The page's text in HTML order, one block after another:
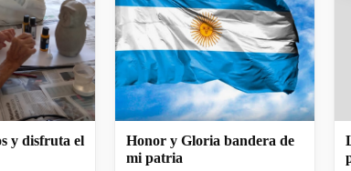
y disfruta el
Honor y Gloria bandera de
mi patria